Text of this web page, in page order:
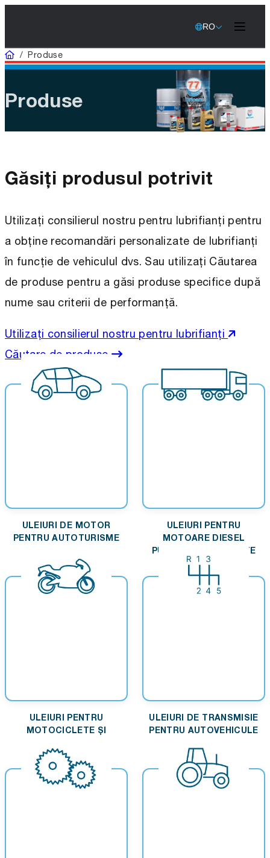
RO
Acasă
/Produse
Produse
Găsiți produsul potrivit
Utilizați consilierul nostru pentru lubrifianți pentru
a obține recomandări personalizate de lubrifianți
în funcție de vehiculul dvs. Sau utilizați Căutarea
de produse pentru a găsi produse specifice după
nume sau criterii de performanță.
Utilizați consilierul nostru pentru lubrifianți
Căutare de produse
ULEIURI DE MOTOR
PENTRU AUTOTURISME
ULEIURI PENTRU
MOTOARE DIESEL
PUTERNIC SOLICITATE
ULEIURI PENTRU
MOTOCICLETE ȘI
ULEIURI DE TRANSMISIE
PENTRU AUTOVEHICULE